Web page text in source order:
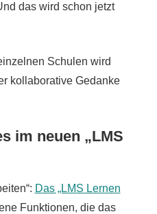
das wird schon jetzt
Schulen wird
kollaborative Gedanke
im neuen „LMS
Das „LMS Lernen
Funktionen, die das